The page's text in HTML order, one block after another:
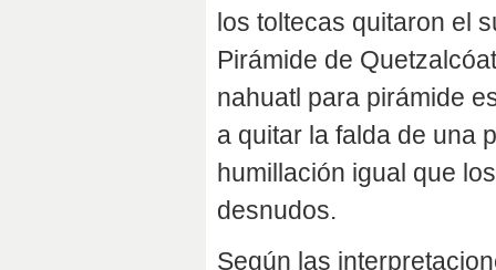
los toltecas quitaron el
Pirámide de
nahuatl para pirámide
a quitar la falda de una
humillación igual que
desnudos.
Según las